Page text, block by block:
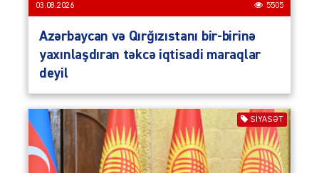
03.08.2026 5505
Azərbaycan və Qırğızıstanı bir-birinə
yaxınlaşdıran təkcə iqtisadi maraqlar
deyil
SIYASƏT